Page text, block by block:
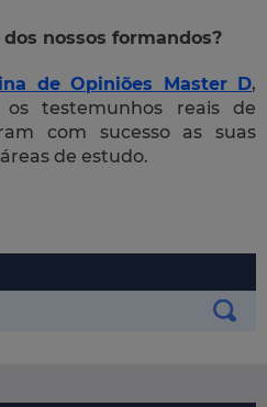
nossos formandos?
de Opiniões Master D,
testemunhos reais de
com sucesso as suas
de estudo.